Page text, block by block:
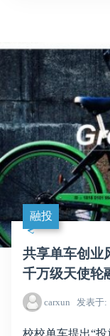
融投
共享单车创业
千万级天使轮
carxun 发表于
校校单车提出“